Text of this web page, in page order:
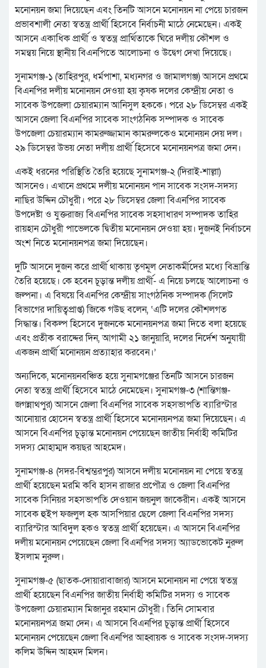
মনোনয়ন জমা দিয়েছেন এবং তিনটি আসনে মনোনয়ন না পেয়ে চারজন
প্রভাবশালী নেতা স্বতন্ত্র প্রার্থী হিসেবে নির্বাচনী মাঠে নেমেছেন। একই
আসনে একাধিক প্রার্থী ও স্বতন্ত্র প্রার্থিতাকে ঘিরে দলীয় কৌশল ও
সমন্বয় নিয়ে স্থানীয় বিএনপিতে আলোচনা ও উদ্বেগ দেখা দিয়েছে।
সুনামগঞ্জ-১ (তাহিরপুর, ধর্মপাশা, মধ্যনগর ও জামালগঞ্জ) আসনে প্রথমে
বিএনপির দলীয় মনোনয়ন দেওয়া হয় কৃষক দলের কেন্দ্রীয় নেতা ও
সাবেক উপজেলা চেয়ারম্যান আনিসুল হককে। পরে ২৮ ডিসেম্বর একই
আসনে জেলা বিএনপির সাবেক সাংগঠনিক সম্পাদক ও সাবেক
উপজেলা চেয়ারম্যান কামরুজ্জামান কামরুলকেও মনোনয়ন দেয় দল।
২৯ ডিসেম্বর উভয় নেতা দলীয় প্রার্থী হিসেবে মনোনয়নপত্র জমা দেন।
একই ধরনের পরিস্থিতি তৈরি হয়েছে সুনামগঞ্জ-২ (দিরাই-শাল্লা)
আসনেও। এখানে প্রথমে দলীয় মনোনয়ন পান সাবেক সংসদ-সদস্য
নাছির উদ্দিন চৌধুরী। পরে ২৮ ডিসেম্বর জেলা বিএনপির সাবেক
উপদেষ্টা ও যুক্তরাজ্য বিএনপির সাবেক সহসাধারণ সম্পাদক তাহির
রায়হান চৌধুরী পাভেলকে দ্বিতীয় মনোনয়ন দেওয়া হয়। দুজনই নির্বাচনে
অংশ নিতে মনোনয়নপত্র জমা দিয়েছেন।
দুটি আসনে দুজন করে প্রার্থী থাকায় তৃণমূল নেতাকর্মীদের মধ্যে বিভ্রান্তি
তৈরি হয়েছে। কে হবেন চূড়ান্ত দলীয় প্রার্থী- এ নিয়ে চলছে আলোচনা ও
জল্পনা। এ বিষয়ে বিএনপির কেন্দ্রীয় সাংগঠনিক সম্পাদক (সিলেট
বিভাগের দায়িত্বপ্রাপ্ত) জিকে গউছ বলেন, ‘এটি দলের কৌশলগত
সিদ্ধান্ত। বিকল্প হিসেবে দুজনকে মনোনয়নপত্র জমা দিতে বলা হয়েছে
এবং প্রতীক বরাদ্দের দিন, আগামী ২১ জানুয়ারি, দলের নির্দেশ অনুযায়ী
একজন প্রার্থী মনোনয়ন প্রত্যাহার করবেন।’
অন্যদিকে, মনোনয়নবঞ্চিত হয়ে সুনামগঞ্জের তিনটি আসনে চারজন
নেতা স্বতন্ত্র প্রার্থী হিসেবে মাঠে নেমেছেন। সুনামগঞ্জ-৩ (শান্তিগঞ্জ-
জগন্নাথপুর) আসনে জেলা বিএনপির সাবেক সহসভাপতি ব্যারিস্টার
আনোয়ার হোসেন স্বতন্ত্র প্রার্থী হিসেবে মনোনয়নপত্র জমা দিয়েছেন। এ
আসনে বিএনপির চূড়ান্ত মনোনয়ন পেয়েছেন জাতীয় নির্বাহী কমিটির
সদস্য মোহাম্মদ কয়ছর আহমেদ।
সুনামগঞ্জ-৪ (সদর-বিশ্বম্ভরপুর) আসনে দলীয় মনোনয়ন না পেয়ে স্বতন্ত্র
প্রার্থী হয়েছেন মরমি কবি হাসন রাজার প্রপৌত্র ও জেলা বিএনপির
সাবেক সিনিয়র সহসভাপতি দেওয়ান জয়নুল জাকেরীন। একই আসনে
সাবেক হুইপ ফজলুল হক আসপিয়ার ছেলে জেলা বিএনপির সদস্য
ব্যারিস্টার আবিদুল হকও স্বতন্ত্র প্রার্থী হয়েছেন। এ আসনে বিএনপির
দলীয় মনোনয়ন পেয়েছেন জেলা বিএনপির সদস্য অ্যাডভোকেট নুরুল
ইসলাম নুরুল।
সুনামগঞ্জ-৫ (ছাতক-দোয়ারাবাজার) আসনে মনোনয়ন না পেয়ে স্বতন্ত্র
প্রার্থী হয়েছেন বিএনপির জাতীয় নির্বাহী কমিটির সদস্য ও সাবেক
উপজেলা চেয়ারম্যান মিজানুর রহমান চৌধুরী। তিনি সোমবার
মনোনয়নপত্র জমা দেন। এ আসনে বিএনপির চূড়ান্ত প্রার্থী হিসেবে
মনোনয়ন পেয়েছেন জেলা বিএনপির আহ্বায়ক ও সাবেক সংসদ-সদস্য
কলিম উদ্দিন আহমদ মিলন।